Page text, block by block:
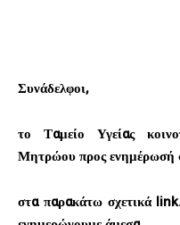
Συνάδελφοι,
το Ταμείο Υγείας
Μητρώου προς ενημέρωσή
στα παρακάτω σχετικά